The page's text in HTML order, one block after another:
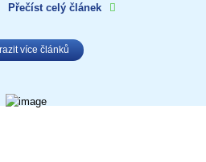
Přečíst celý článek
více článků